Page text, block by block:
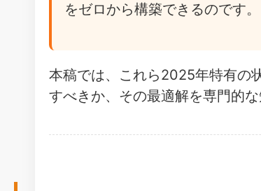
をゼロから構築できるのです。
本稿では、これら2025年特有の
すべきか、その最適解を専門的